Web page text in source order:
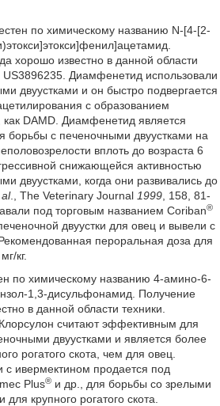
по химическому названию N-[4-[2-
хорошо известно в данной области
Диамфенетид использовали
двуустками и он быстро подвергается
с образованием
как DAMD. Диамфенетид является
борьбы с печеночными двуустками на
вплоть до возраста 6
снижающейся активностью
двуустками, когда они развивались до
., The Veterinary Journal 1999, 158, 81-
под торговым названием Coriban®
двуустки для овец и вывели с
пероральная доза для
кг.
по химическому названию 4-амино-6-
1,3-дисульфонамид. Получение
в данной области техники.
считают эффективным для
двуустками и является более
рогатого скота, чем для овец.
с ивермектином продается под
Plus®и др., для борьбы со зрелыми
крупного рогатого скота.